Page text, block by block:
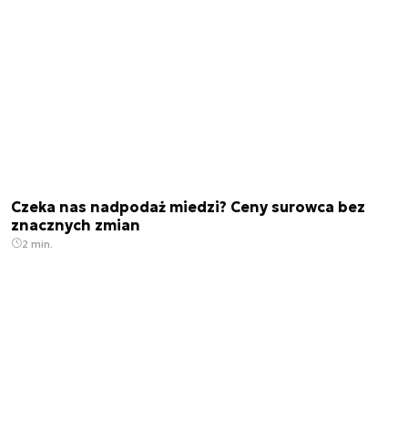
Czeka nas nadpodaż miedzi? Ceny surowca bez
znacznych zmian
2 min.